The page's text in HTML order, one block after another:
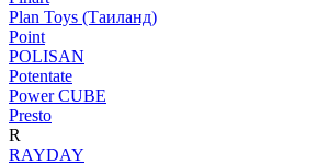
Plan Toys (Таиланд)
Point
POLISAN
Potentate
Power CUBE
Presto
R
RAYDAY